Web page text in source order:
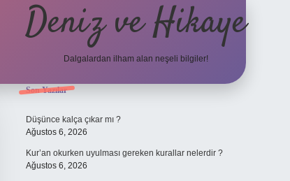
Deniz ve Hikaye
Dalgalardan ilham alan neşeli bilgiler!
Sidebar
Son Yazılar
Düşünce kalça çıkar mı ?
Ağustos 6, 2026
Kur’an okurken uyulması gereken kurallar nelerdir ?
Ağustos 6, 2026
ilbet yeni girişilbet yeni giriş